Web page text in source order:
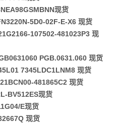
现货
5D0-02F-E-X6 现货
107502-481023P3 现
PGB.0631.060 现货
7345LDC1LNM8 现货
481865C2 现货
BV512ES现货
E现货
现货